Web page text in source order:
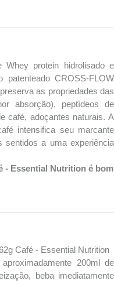
protein hidrolisado e
patenteado CROSS-FLOW
as propriedades das
absorção), peptídeos de
café, adoçantes naturais. A
intensifica seu marcante
sentidos a uma experiência
- Essential Nutrition é bom
Café - Essential Nutrition
200ml de
beba imediatamente